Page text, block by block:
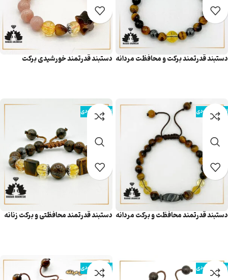
دستبند قدرتمند برکت و محافظت مردانه دستبند قدرتمند خورشیدی برکت
اتمام موجودی
دستبند قدرتمند محافظت و برکت مردانه
اتمام موجودی
دستبند قدرتمند محافظتی و برکت زنانه
اتمام موجودی اتمام موجودی